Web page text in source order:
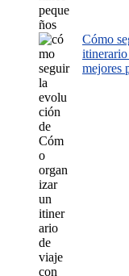
Cómo
mejores